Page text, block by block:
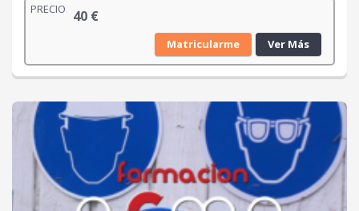
PRECIO 40 €
Matricularme Ver Más